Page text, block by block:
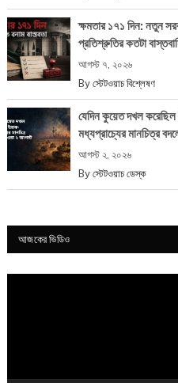
ক্ষমতার ১৭১ দিন: নতুন
প্রতিশ্রুতির কতটা
আগস্ট ৭, ২০২৬
By স্টেটওয়াচ বিশ্লেষণ
যেদিন কুয়েত দখল
মধ্যপ্রাচ্যের মানচিত্র
আগস্ট ২, ২০২৬
By স্টেটওয়াচ ডেস্ক
আজকের ভিডিও